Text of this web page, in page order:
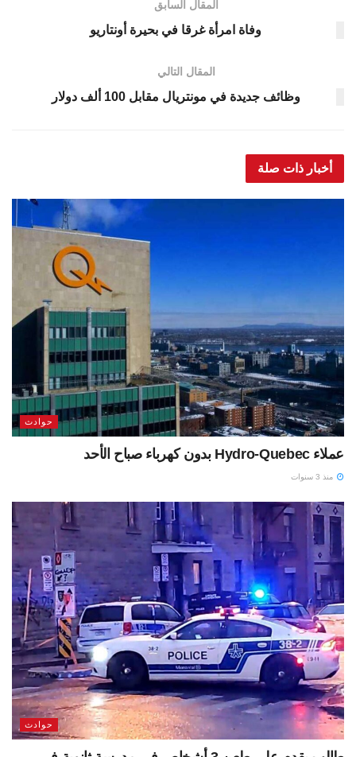
المقال السابق
وفاة امرأة غرقا في بحيرة أونتاريو
المقال التالي
وظائف جديدة في مونتريال مقابل 100 ألف دولار
أخبار ذات صلة
حوادث
عملاء Hydro-Quebec بدون كهرباء صباح الأحد
منذ 3 سنوات
حوادث